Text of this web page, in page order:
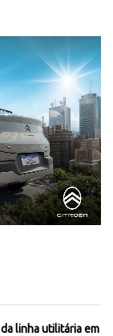
linha utilitária em